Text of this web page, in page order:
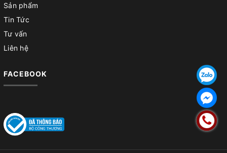
Sản phẩm
Tin Tức
Tư vấn
Liên hệ
FACEBOOK